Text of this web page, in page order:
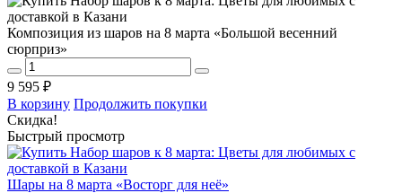
Композиция из шаров на 8 марта «Большой весенний
сюрприз»
9 595 ₽
В корзину Продолжить покупки
Скидка!
Быстрый просмотр
Шары на 8 марта «Восторг для неё»